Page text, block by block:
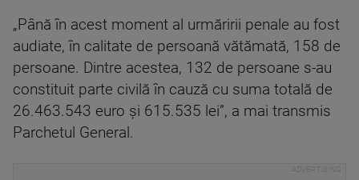
„Până în acest moment al urmăririi penale au fost
audiate, în calitate de persoană vătămată, 158 de
persoane. Dintre acestea, 132 de persoane s-au
constituit parte civilă în cauză cu suma totală de
26.463.543 euro şi 615.535 lei”, a mai transmis
Parchetul General.